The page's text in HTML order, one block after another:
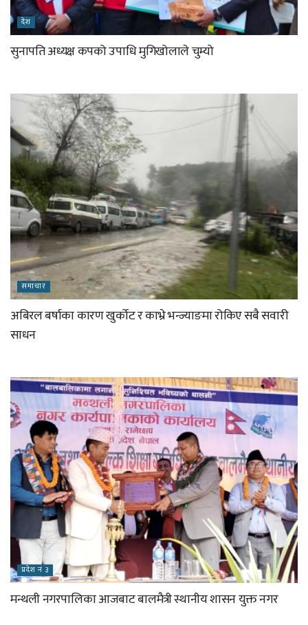
देश
सुनापति अध्यक्ष कपको उपाधि मुगिखोलाले चुम्यो
समाचार
अबिरल बर्षाका कारण खुर्कोट र काभ्रे भन्ज्याङमा रोकिए सबै सवारी
साधन
प्रदेश नं ३
मन्थली नगरपालिका आजबाट बालमैत्री स्थानीय शासन युक्त नगर